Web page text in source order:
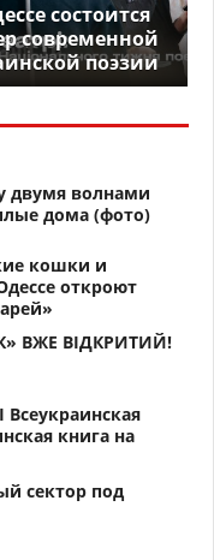
состоится
современной
поэзии
двумя волнами
дома (фото)
кошки и
откроют
ВЖЕ ВІДКРИТИЙ!
Всеукраинская
книга на
сектор под